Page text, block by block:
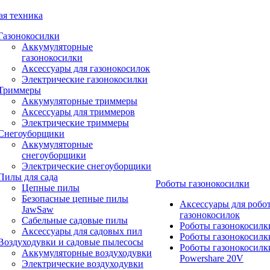
техника
Аккумуляторные
газонокосилки
Аксессуары для газонокосилок
Электрические газонокосилки
Аккумуляторные триммеры
Аксессуары для триммеров
Электрические триммеры
Аккумуляторные
снегоуборщики
Электрические снегоуборщики
для сада
Цепные пилы
Безопасные цепные пилы
JawSaw
Сабельные садовые пилы
Аксессуары для садовых пил
и садовые пылесосы
Аккумуляторные воздуходувки
Электрические воздуходувки
Роботы газонокосилки
Аксессуары для
газонокосилок
Роботы
Роботы
Роботы
Powershare 20V